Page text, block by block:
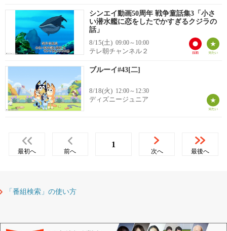
シンエイ動画50周年 戦争童話集3「小さ
い潜水艦に恋をしたでかすぎるクジラの
話」
8/15(土) 09:00～10:00
テレ朝チャンネル２
ブルーイ#43[二]
8/18(火) 12:00～12:30
ディズニージュニア
最初へ 前へ
1
次へ 最後へ
「番組検索」の使い方